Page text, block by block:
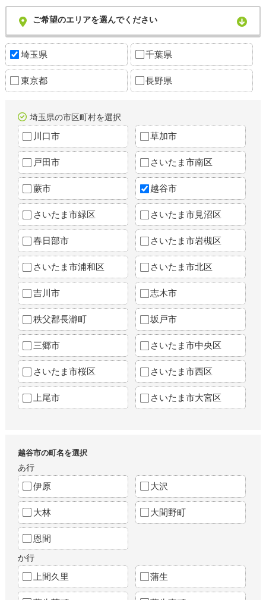
ご希望のエリアを選んでください
埼玉県 千葉県
東京都 長野県
埼玉県の市区町村を選択
川口市 草加市
戸田市 さいたま市南区
蕨市 越谷市
さいたま市緑区 さいたま市見沼区
春日部市 さいたま市岩槻区
さいたま市浦和区 さいたま市北区
吉川市 志木市
秩父郡長瀞町 坂戸市
三郷市 さいたま市中央区
さいたま市桜区 さいたま市西区
上尾市 さいたま市大宮区
越谷市の町名を選択
あ行
伊原 大沢
大林 大間野町
恩間
か行
上間久里 蒲生